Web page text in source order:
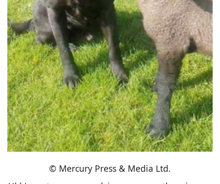
© Mercury Press & Media Ltd.